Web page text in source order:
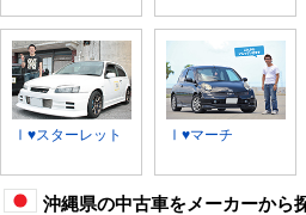
Ⅰ♥スターレット Ⅰ♥マーチ
沖縄県の中古車をメーカーから